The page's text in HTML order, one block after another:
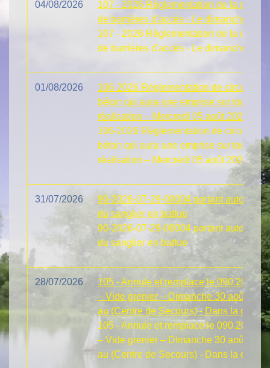
04/08/2026
107 - 2026 Règlementation de la
de barrières d'accès - Le dimanche 23
107 - 2026 Règlementation de la
de barrières d'accès - Le dimanche 23
01/08/2026
106-2026 Règlementation de
béton qui aura une emprise sur toute la
réalisation – Mercredi 05 août 2026 –
106-2026 Règlementation de
béton qui aura une emprise sur toute la
réalisation – Mercredi 05 août 2026
31/07/2026
90-2026-07-29-00004 portant
du sanglier en battue
90-2026-07-29-00004 portant
du sanglier en battue
28/07/2026
105 - Annule et remplace le 090.2026 -
– Vide grenier – Dimanche 30 août
au (Centre de Secours) - Dans la
105 - Annule et remplace le 090.2026 -
– Vide grenier – Dimanche 30 août
au (Centre de Secours) - Dans la